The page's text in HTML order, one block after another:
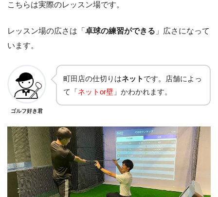
こちらは実際のレッスン場です。
レッスン場の広さは「 卓球の練習ができる 」広さになって
います。
ゴルフ好き君
町田店の仕切りはネット です。店舗によっ
て「 ネットor壁 」かわかれます。